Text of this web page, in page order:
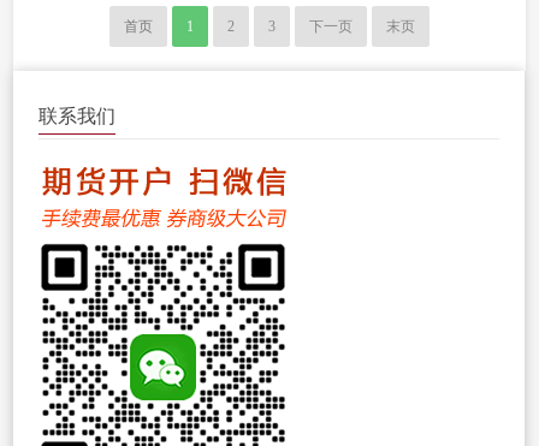
道胜利的终点不是战胜市场，而是要超
越自己。...
首页 1 2 3 下一页 末页
联系我们